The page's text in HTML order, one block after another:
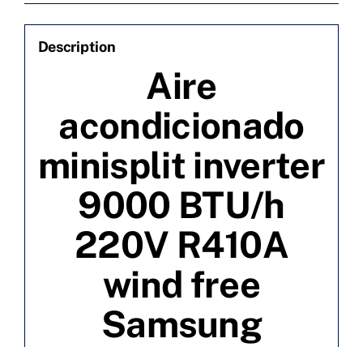
Description
Aire
acondicionado
minisplit inverter
9000 BTU/h
220V R410A
wind free
Samsung